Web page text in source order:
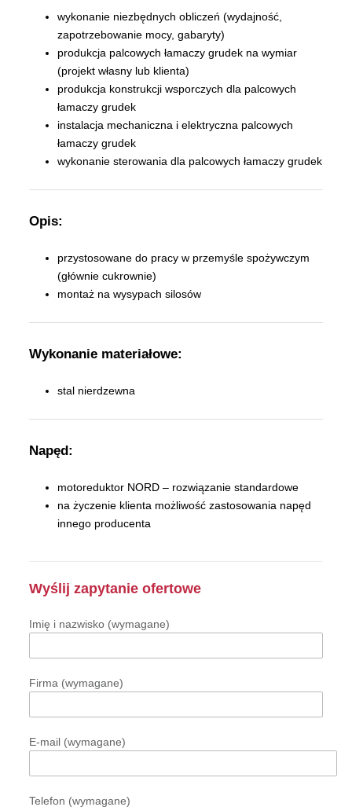
wykonanie niezbędnych obliczeń (wydajność,
zapotrzebowanie mocy, gabaryty)
produkcja palcowych łamaczy grudek na wymiar
(projekt własny lub klienta)
produkcja konstrukcji wsporczych dla palcowych
łamaczy grudek
instalacja mechaniczna i elektryczna palcowych
łamaczy grudek
wykonanie sterowania dla palcowych łamaczy grudek
Opis:
przystosowane do pracy w przemyśle spożywczym
(głównie cukrownie)
montaż na wysypach silosów
Wykonanie materiałowe:
stal nierdzewna
Napęd:
motoreduktor NORD – rozwiązanie standardowe
na życzenie klienta możliwość zastosowania napęd
innego producenta
Wyślij zapytanie ofertowe
Imię i nazwisko (wymagane)
Firma (wymagane)
E-mail (wymagane)
Telefon (wymagane)